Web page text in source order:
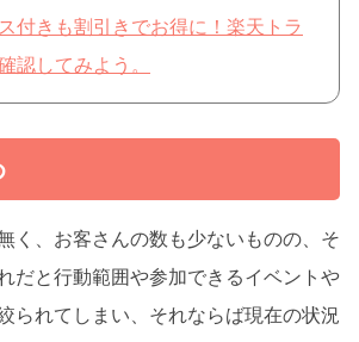
付きも割引きでお得に！楽天トラ
認してみよう。
く、お客さんの数も少ないものの、そ
だと行動範囲や参加できるイベントや
られてしまい、それならば現在の状況